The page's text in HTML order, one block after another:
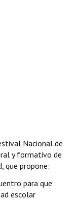
Nacional de
y formativo de
que propone:
para que
escolar